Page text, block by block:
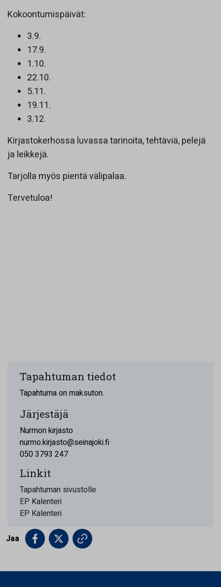
Kokoontumispäivät:
3.9.
17.9.
1.10.
22.10.
5.11.
19.11.
3.12.
Kirjastokerhossa luvassa tarinoita, tehtäviä, pelejä
ja leikkejä.
Tarjolla myös pientä välipalaa.
Tervetuloa!
Tapahtuman tiedot
Tapahtuma on maksuton.
Järjestäjä
Nurmon kirjasto
nurmo.kirjasto@seinajoki.fi
050 3793 247
Linkit
Tapahtuman sivustolle
EP Kalenteri
EP Kalenteri
Jaa